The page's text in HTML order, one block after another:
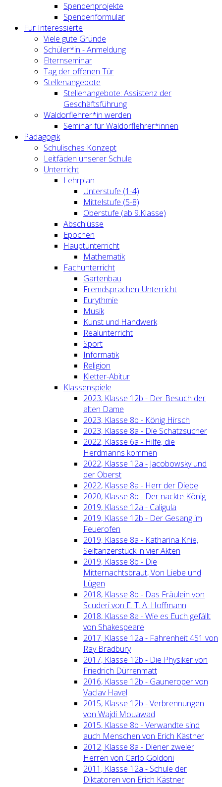
Spendenprojekte
Spendenformular
Für Interessierte
Viele gute Gründe
Schüler*in - Anmeldung
Elternseminar
Tag der offenen Tür
Stellenangebote
Stellenangebote: Assistenz der
Geschäftsführung
Waldorflehrer*in werden
Seminar für Waldorflehrer*innen
Pädagogik
Schulisches Konzept
Leitfäden unserer Schule
Unterricht
Lehrplan
Unterstufe (1-4)
Mittelstufe (5-8)
Oberstufe (ab 9.Klasse)
Abschlüsse
Epochen
Hauptunterricht
Mathematik
Fachunterricht
Gartenbau
Fremdsprachen-Unterricht
Eurythmie
Musik
Kunst und Handwerk
Realunterricht
Sport
Informatik
Religion
Kletter-Abitur
Klassenspiele
2023, Klasse 12b - Der Besuch der
alten Dame
2023, Klasse 8b - König Hirsch
2023, Klasse 8a - Die Schatzsucher
2022, Klasse 6a - Hilfe, die
Herdmanns kommen
2022, Klasse 12a - Jacobowsky und
der Oberst
2022, Klasse 8a - Herr der Diebe
2020, Klasse 8b - Der nackte König
2019, Klasse 12a - Caligula
2019, Klasse 12b - Der Gesang im
Feuerofen
2019, Klasse 8a - Katharina Knie,
Seiltänzerstück in vier Akten
2019, Klasse 8b - Die
Mitternachtsbraut, Von Liebe und
Lügen
2018, Klasse 8b - Das Fräulein von
Scuderi von E. T. A. Hoffmann
2018, Klasse 8a - Wie es Euch gefällt
von Shakespeare
2017, Klasse 12a - Fahrenheit 451 von
Ray Bradbury
2017, Klasse 12b - Die Physiker von
Friedrich Dürrenmatt
2016, Klasse 12b - Gauneroper von
Vaclav Havel
2015, Klasse 12b - Verbrennungen
von Wajdi Mouawad
2015, Klasse 8b - Verwandte sind
auch Menschen von Erich Kästner
2012, Klasse 8a - Diener zweier
Herren von Carlo Goldoni
2011, Klasse 12a - Schule der
Diktatoren von Erich Kästner